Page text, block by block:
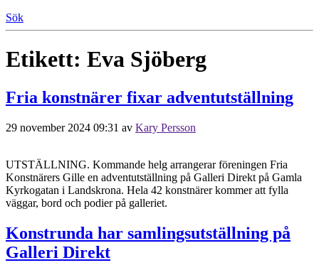
Sök
Etikett: Eva Sjöberg
Fria konstnärer fixar adventutställning
29 november 2024 09:31 av Kary Persson
UTSTÄLLNING. Kommande helg arrangerar föreningen Fria
Konstnärers Gille en adventutställning på Galleri Direkt på Gamla
Kyrkogatan i Landskrona. Hela 42 konstnärer kommer att fylla
väggar, bord och podier på galleriet.
Konstrunda har samlingsutställning på
Galleri Direkt